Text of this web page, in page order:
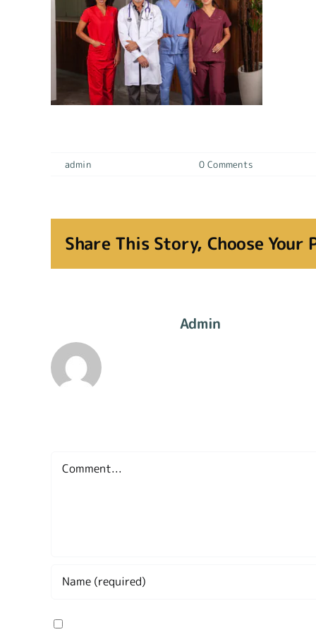
admin 0 Comments
Share This Story, Choose
Admin